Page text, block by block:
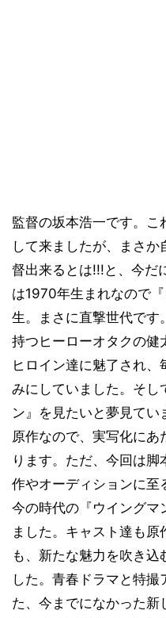
監督の坂本浩一です。こ
して来ましたが、まさ
督出来るとは!!!と、今だ
は1970年生まれなので
生。まさに直撃世代です
持つヒーローオタクの健
ヒロイン達に魅了され
みにしていました。そし
ン』を見たいと夢見て
原作なので、実写化に
ります。ただ、今回は脚
作やオーディションに至
今の時代の『ウイングマ
ました。キャスト達も
も、新たな魅力を吹き込
した。青春ドラマと特
た、今までになかった新